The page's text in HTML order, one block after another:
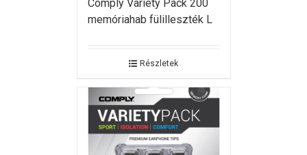
Comply Variety Pack 200
memóriahab fülilleszték L
Részletek